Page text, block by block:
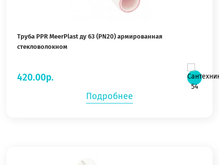
Труба PPR MeerPlast ду 63 (PN20) армированная
стекловолокном
420.00р.
Подробнее